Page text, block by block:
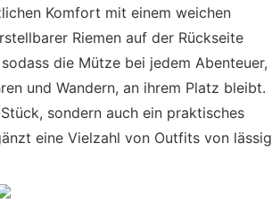
Komfort mit einem weichen
Riemen auf der Rückseite
die Mütze bei jedem Abenteuer,
und Wandern, an ihrem Platz bleibt.
sondern auch ein praktisches
eine Vielzahl von Outfits von lässig